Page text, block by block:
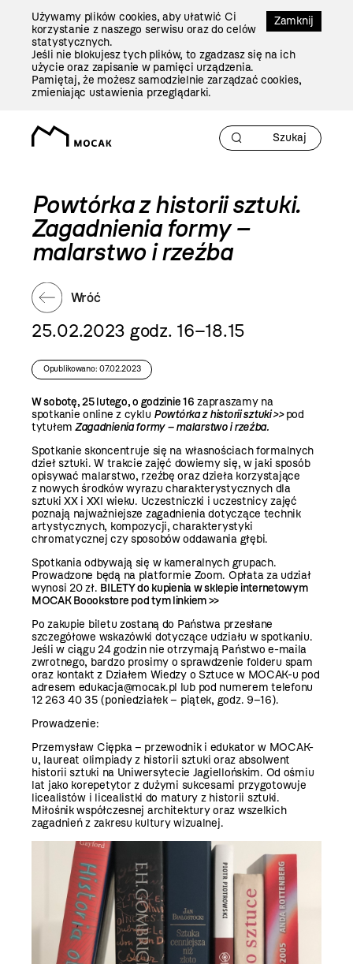
Zamknij
Używamy plików cookies, aby ułatwić Ci
korzystanie z naszego serwisu oraz do celów
statystycznych.
Jeśli nie blokujesz tych plików, to zgadzasz się na ich
użycie oraz zapisanie w pamięci urządzenia.
Pamiętaj, że możesz samodzielnie zarządzać cookies,
zmieniając ustawienia przeglądarki.
Powtórka z historii sztuki.
Zagadnienia formy –
malarstwo i rzeźba
Wróć
25.02.2023 godz. 16–18.15
Opublikowano: 07.02.2023
W sobotę, 25 lutego, o godzinie 16 zapraszamy na
spotkanie online z cyklu Powtórka z historii sztuki >> pod
tytułem Zagadnienia formy – malarstwo i rzeźba.
Spotkanie skoncentruje się na własnościach formalnych
dzieł sztuki. W trakcie zajęć dowiemy się, w jaki sposób
opisywać malarstwo, rzeźbę oraz dzieła korzystające
z nowych środków wyrazu charakterystycznych dla
sztuki XX i XXI wieku. Uczestniczki i uczestnicy zajęć
poznają najważniejsze zagadnienia dotyczące technik
artystycznych, kompozycji, charakterystyki
chromatycznej czy sposobów oddawania głębi.
Spotkania odbywają się w kameralnych grupach.
Prowadzone będą na platformie Zoom. Opłata za udział
wynosi 20 zł. BILETY do kupienia w sklepie internetowym
MOCAK Boookstore pod tym linkiem >>
Po zakupie biletu zostaną do Państwa przesłane
szczegółowe wskazówki dotyczące udziału w spotkaniu.
Jeśli w ciągu 24 godzin nie otrzymają Państwo e-maila
zwrotnego, bardzo prosimy o sprawdzenie folderu spam
oraz kontakt z Działem Wiedzy o Sztuce w MOCAK-u pod
adresem edukacja@mocak.pl lub pod numerem telefonu
12 263 40 35 (poniedziałek – piątek, godz. 9–16).
Prowadzenie:
Przemysław Ciępka – przewodnik i edukator w MOCAK-
u, laureat olimpiady z historii sztuki oraz absolwent
historii sztuki na Uniwersytecie Jagiellońskim. Od ośmiu
lat jako korepetytor z dużymi sukcesami przygotowuje
licealistów i licealistki do matury z historii sztuki.
Miłośnik współczesnej architektury oraz wszelkich
zagadnień z zakresu kultury wizualnej.